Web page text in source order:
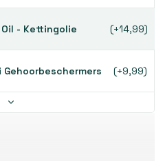
Oil - Kettingolie (+14,99)
Gehoorbeschermers (+9,99)